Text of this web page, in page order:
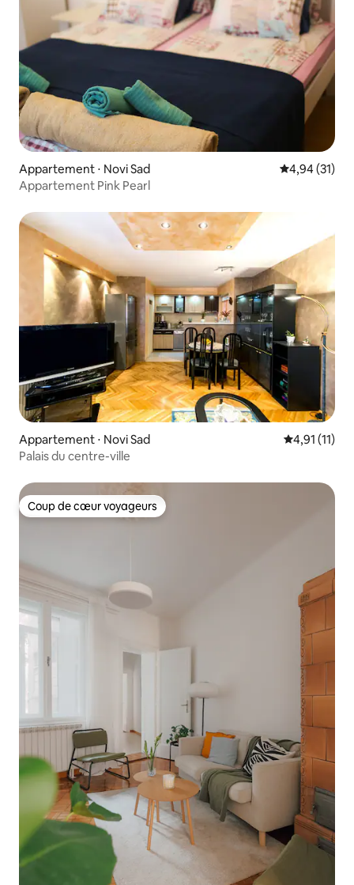
Appartement ⋅ Novi Sad Évaluation
4,94 (31)
Appartement Pink Pearl
Appartement ⋅ Novi Sad Évaluation
4,91 (11)
Palais du centre-ville
Coup de cœur voyageurs
Coup de cœur voyageurs